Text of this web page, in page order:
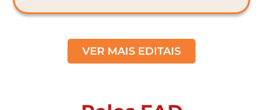
VER MAIS EDITAIS